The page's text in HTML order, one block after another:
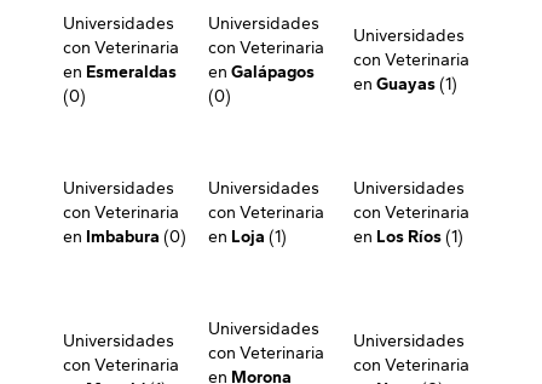
Universidades
con Veterinaria
en Esmeraldas
(0)
Universidades
con Veterinaria
en Galápagos
(0)
Universidades
con Veterinaria
en Guayas(1)
Universidades
con Veterinaria
en Imbabura (0)
Universidades
con Veterinaria
en Loja (1)
Universidades
con Veterinaria
en Los Ríos(1)
Universidades
con Veterinaria
Universidades
con Veterinaria
en Morona
Universidades
con Veterinaria